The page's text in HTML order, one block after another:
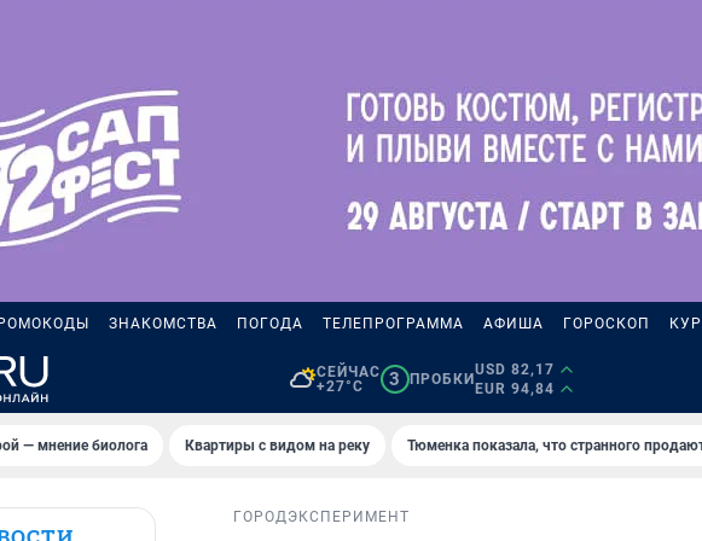
ЗНАКОМСТВА ПОГОДА ТЕЛЕПРОГРАММА АФИША ГОРОСКОП
СЕЙЧАС
+27°C
3 ПРОБКИ
USD 82,17
EUR 94,84
— мнение биолога Квартиры с видом на реку Тюменка показала, что странного
ГОРОДЭКСПЕРИМЕНТ